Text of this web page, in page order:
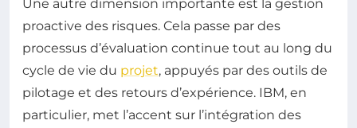
Une autre dimension importante est la gestion
proactive des risques. Cela passe par des
processus d’évaluation continue tout au long du
cycle de vie du projet, appuyés par des outils de
pilotage et des retours d’expérience. IBM, en
particulier, met l’accent sur l’intégration des